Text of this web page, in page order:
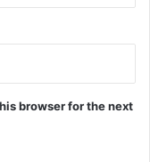
browser for the next